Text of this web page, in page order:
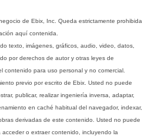
de Ebix, Inc. Queda estrictamente prohibida
aquí contenida.
texto, imágenes, gráficos, audio, video, datos,
por derechos de autor y otras leyes de
para uso personal y no comercial.
previo por escrito de Ebix. Usted no puede
publicar, realizar ingeniería inversa, adaptar,
en caché habitual del navegador, indexar,
derivadas de este contenido. Usted no puede
o extraer contenido, incluyendo la